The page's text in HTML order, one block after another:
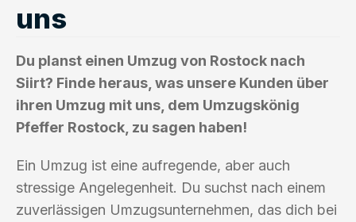
uns
Du planst einen Umzug von Rostock nach
Siirt? Finde heraus, was unsere Kunden über
ihren Umzug mit uns, dem Umzugskönig
Pfeffer Rostock, zu sagen haben!
Ein Umzug ist eine aufregende, aber auch
stressige Angelegenheit. Du suchst nach einem
zuverlässigen Umzugsunternehmen, das dich bei